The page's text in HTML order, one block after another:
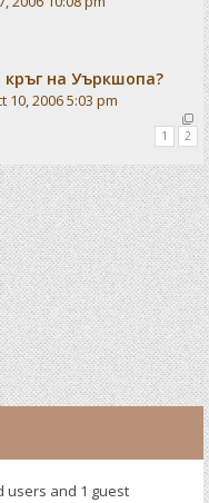
на Уъркшопа?
10, 2006 5:03 pm
1 2
users and 1 guest